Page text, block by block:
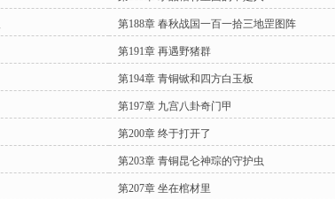
第188章 春秋战国一百一拾三地罡图阵
第191章 再遇野猪群
第194章 青铜锨和四方白玉板
第197章 九宫八卦奇门甲
第200章 终于打开了
第203章 青铜昆仑神琮的守护虫
第207章 坐在棺材里